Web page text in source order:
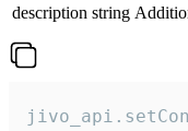
description string